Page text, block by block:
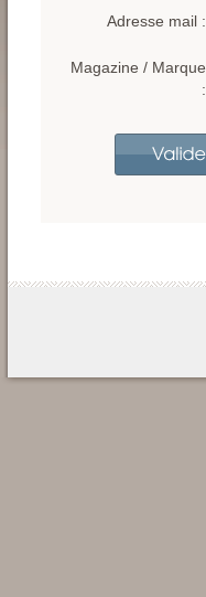
Adresse mail :
Magazine / Marque
: